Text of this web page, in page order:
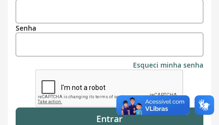
Senha
Esqueci minha senha
Entrar